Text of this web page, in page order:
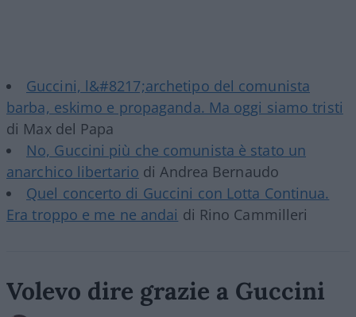
Guccini, l&#8217;archetipo del comunista
barba, eskimo e propaganda. Ma oggi siamo tristi
di Max del Papa
No, Guccini più che comunista è stato un
anarchico libertario di Andrea Bernaudo
Quel concerto di Guccini con Lotta Continua.
Era troppo e me ne andai di Rino Cammilleri
Volevo dire grazie a Guccini